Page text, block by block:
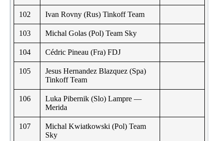
102 Ivan Rovny (Rus) Tinkoff Team
103 Michal Golas (Pol) Team Sky
104 Cédric Pineau (Fra) FDJ
105
Jesus Hernandez Blazquez (Spa)
Tinkoff Team
106
Luka Pibernik (Slo) Lampre —
Merida
107
Michal Kwiatkowski (Pol) Team
Sky